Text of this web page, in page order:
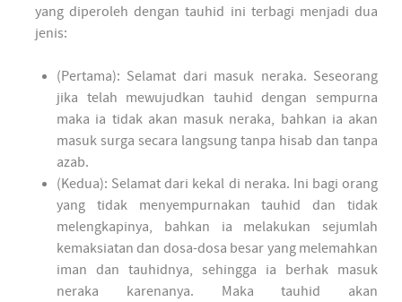
yang diperoleh dengan tauhid ini terbagi menjadi dua
jenis:
(Pertama): Selamat dari masuk neraka. Seseorang
jika telah mewujudkan tauhid dengan sempurna
maka ia tidak akan masuk neraka, bahkan ia akan
masuk surga secara langsung tanpa hisab dan tanpa
azab.
(Kedua): Selamat dari kekal di neraka. Ini bagi orang
yang tidak menyempurnakan tauhid dan tidak
melengkapinya, bahkan ia melakukan sejumlah
kemaksiatan dan dosa-dosa besar yang melemahkan
iman dan tauhidnya, sehingga ia berhak masuk
neraka karenanya. Maka tauhid akan